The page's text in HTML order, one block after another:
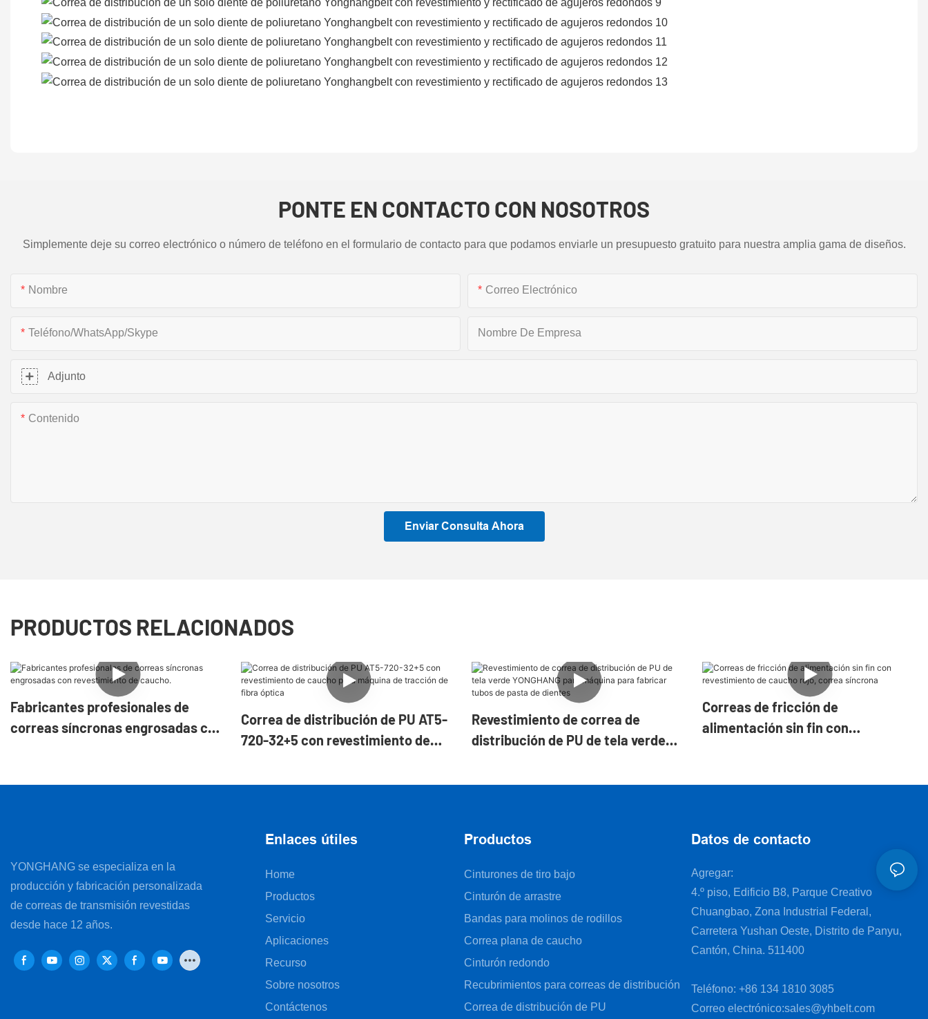
PONTE EN CONTACTO CON NOSOTROS
Simplemente deje su correo electrónico o número de teléfono en el formulario de contacto para que podamos enviarle un presupuesto gratuito para nuestra amplia gama de diseños.
Nombre Correo Electrónico
Teléfono/WhatsApp/Skype Nombre De Empresa
Adjunto
Contenido
Enviar Consulta Ahora
PRODUCTOS RELACIONADOS
Fabricantes profesionales de
correas síncronas engrosadas con
Correa de distribución de PU AT5-
720-32+5 con revestimiento de
de fibra óptica
Revestimiento de correa de
distribución de PU de tela verde
fabricar tubos de pasta de dientes
Correas de fricción de
alimentación sin fin con
YONGHANG se especializa en la
producción y fabricación personalizada
de correas de transmisión revestidas
desde hace 12 años.
Enlaces útiles
Home
Productos
Servicio
Aplicaciones
Recurso
Sobre nosotros
Contáctenos
Productos
Cinturones de tiro bajo
Cinturón de arrastre
Bandas para molinos de rodillos
Correa plana de caucho
Cinturón redondo
Recubrimientos para correas de distribución
Correa de distribución de PU
Datos de contacto
Agregar:
4.º piso, Edificio B8, Parque Creativo
Chuangbao, Zona Industrial Federal,
Carretera Yushan Oeste, Distrito de Panyu,
Cantón, China. 511400
Teléfono: +86 134 1810 3085
Correo electrónico:sales@yhbelt.com